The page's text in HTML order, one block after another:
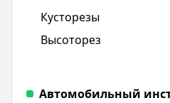
Кусторезы
Высоторез
Автомобильный